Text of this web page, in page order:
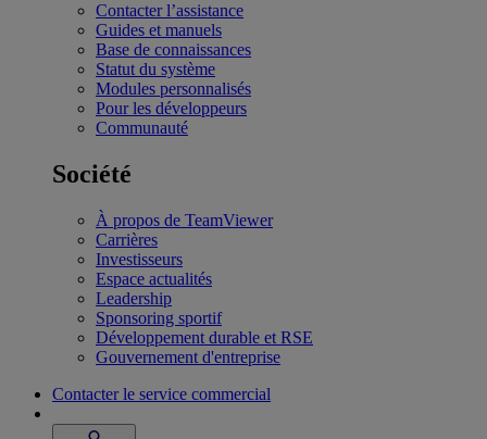
Contacter l’assistance
Guides et manuels
Base de connaissances
Statut du système
Modules personnalisés
Pour les développeurs
Communauté
Société
À propos de TeamViewer
Carrières
Investisseurs
Espace actualités
Leadership
Sponsoring sportif
Développement durable et RSE
Gouvernement d'entreprise
Contacter le service commercial